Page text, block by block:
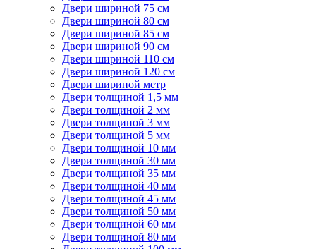
Двери шириной 75 см
Двери шириной 80 см
Двери шириной 85 см
Двери шириной 90 см
Двери шириной 110 см
Двери шириной 120 см
Двери шириной метр
Двери толщиной 1,5 мм
Двери толщиной 2 мм
Двери толщиной 3 мм
Двери толщиной 5 мм
Двери толщиной 10 мм
Двери толщиной 30 мм
Двери толщиной 35 мм
Двери толщиной 40 мм
Двери толщиной 45 мм
Двери толщиной 50 мм
Двери толщиной 60 мм
Двери толщиной 80 мм